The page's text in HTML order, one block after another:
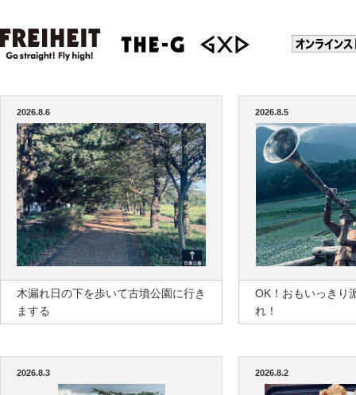
2026.8.6
木漏れ日の下を歩いて古墳公園に行き
まする
2026.8.5
OK！おもいっきり
れ！
2026.8.3 2026.8.2